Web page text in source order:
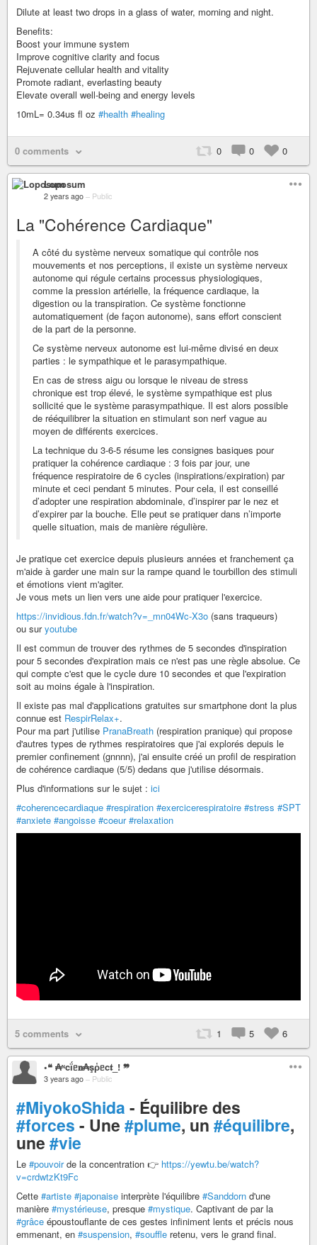
Dilute at least two drops in a glass of water, morning and night.
Benefits:
Boost your immune system
Improve cognitive clarity and focus
Rejuvenate cellular health and vitality
Promote radiant, everlasting beauty
Elevate overall well-being and energy levels
10mL= 0.34us fl oz #health #healing
0 comments 0 0 0
Loposum
2 years ago – Public
La "Cohérence Cardiaque"
A côté du système nerveux somatique qui contrôle nos
mouvements et nos perceptions, il existe un système nerveux
autonome qui régule certains processus physiologiques,
comme la pression artérielle, la fréquence cardiaque, la
digestion ou la transpiration. Ce système fonctionne
automatiquement (de façon autonome), sans effort conscient
de la part de la personne.
Ce système nerveux autonome est lui-même divisé en deux
parties : le sympathique et le parasympathique.
En cas de stress aigu ou lorsque le niveau de stress
chronique est trop élevé, le système sympathique est plus
sollicité que le système parasympathique. Il est alors possible
de rééquilibrer la situation en stimulant son nerf vague au
moyen de différents exercices.
La technique du 3-6-5 résume les consignes basiques pour
pratiquer la cohérence cardiaque : 3 fois par jour, une
fréquence respiratoire de 6 cycles (inspirations/expiration) par
minute et ceci pendant 5 minutes. Pour cela, il est conseillé
d’adopter une respiration abdominale, d’inspirer par le nez et
d’expirer par la bouche. Elle peut se pratiquer dans n’importe
quelle situation, mais de manière régulière.
Je pratique cet exercice depuis plusieurs années et franchement ça
m'aide à garder une main sur la rampe quand le tourbillon des stimuli
et émotions vient m'agiter.
Je vous mets un lien vers une aide pour pratiquer l'exercice.
https://invidious.fdn.fr/watch?v=_mn04Wc-X3o (sans traqueurs)
ou suryoutube
Il est commun de trouver des rythmes de 5 secondes d'inspiration
pour 5 secondes d'expiration mais ce n'est pas une règle absolue. Ce
qui compte c'est que le cycle dure 10 secondes et que l'expiration
soit au moins égale à l'inspiration.
Il existe pas mal d'applications gratuites sur smartphone dont la plus
connue est RespirRelax+.
Pour ma part j'utilise PranaBreath (respiration pranique) qui propose
d'autres types de rythmes respiratoires que j'ai explorés depuis le
premier confinement (gnnnn), j'ai ensuite créé un profil de respiration
de cohérence cardiaque (5/5) dedans que j'utilise désormais.
Plus d'informations sur le sujet : ici
#coherencecardiaque #respiration #exercicerespiratoire #stress #SPT
#anxiete #angoisse #coeur #relaxation
5 comments 1 5 6
•❝ ₳ᶰcḯᥱ𝐧₳şῥᥱc𝖙_! ❞
3 years ago – Public
#MiyokoShida - Équilibre des
#forces - Une #plume, un #équilibre,
une #vie
Le #pouvoirde la concentration 👉 https://yewtu.be/watch?
v=crdwtzKt9Fc
Cette #artiste #japonaise interprète l'équilibre #Sanddorn d'une
manière #mystérieuse, presque #mystique. Captivant de par la
#grâce époustouflante de ces gestes infiniment lents et précis nous
emmenant, en #suspension, #souffle retenu, vers le grand final.